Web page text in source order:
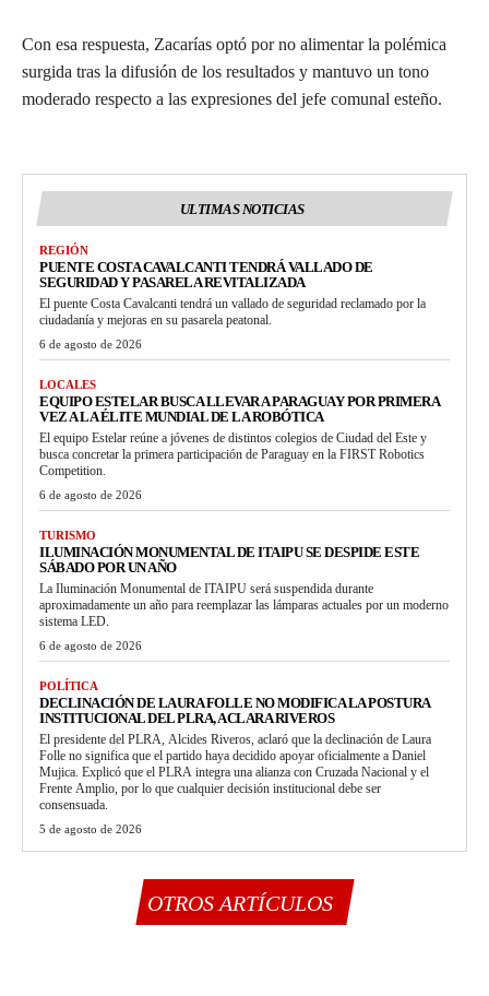
Con esa respuesta, Zacarías optó por no alimentar la polémica
surgida tras la difusión de los resultados y mantuvo un tono
moderado respecto a las expresiones del jefe comunal esteño.
ULTIMAS NOTICIAS
REGIÓN
PUENTE COSTA CAVALCANTI TENDRÁ VALLADO DE
SEGURIDAD Y PASARELA REVITALIZADA
El puente Costa Cavalcanti tendrá un vallado de seguridad reclamado por la
ciudadanía y mejoras en su pasarela peatonal.
6 de agosto de 2026
LOCALES
EQUIPO ESTELAR BUSCA LLEVAR A PARAGUAY POR PRIMERA
VEZ A LA ÉLITE MUNDIAL DE LA ROBÓTICA
El equipo Estelar reúne a jóvenes de distintos colegios de Ciudad del Este y
busca concretar la primera participación de Paraguay en la FIRST Robotics
Competition.
6 de agosto de 2026
TURISMO
ILUMINACIÓN MONUMENTAL DE ITAIPU SE DESPIDE ESTE
SÁBADO POR UN AÑO
La Iluminación Monumental de ITAIPU será suspendida durante
aproximadamente un año para reemplazar las lámparas actuales por un moderno
sistema LED.
6 de agosto de 2026
POLÍTICA
DECLINACIÓN DE LAURA FOLLE NO MODIFICA LA POSTURA
INSTITUCIONAL DEL PLRA, ACLARA RIVEROS
El presidente del PLRA, Alcides Riveros, aclaró que la declinación de Laura
Folle no significa que el partido haya decidido apoyar oficialmente a Daniel
Mujica. Explicó que el PLRA integra una alianza con Cruzada Nacional y el
Frente Amplio, por lo que cualquier decisión institucional debe ser
consensuada.
5 de agosto de 2026
OTROS ARTÍCULOS